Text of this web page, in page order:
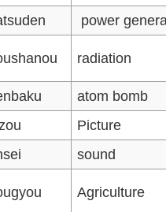
power
radiation
atom bomb
Picture
sound
Agriculture